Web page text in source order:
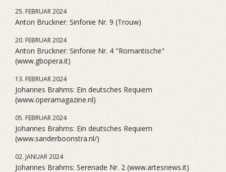
25. FEBRUAR 2024
Anton Bruckner: Sinfonie Nr. 9 (Trouw)
20. FEBRUAR 2024
Anton Bruckner: Sinfonie Nr. 4 "Romantische"
(www.gbopera.it)
13. FEBRUAR 2024
Johannes Brahms: Ein deutsches Requiem
(www.operamagazine.nl)
05. FEBRUAR 2024
Johannes Brahms: Ein deutsches Requiem
(www.sanderboonstra.nl/)
02. JANUAR 2024
Johannes Brahms: Serenade Nr. 2 (www.artesnews.it)